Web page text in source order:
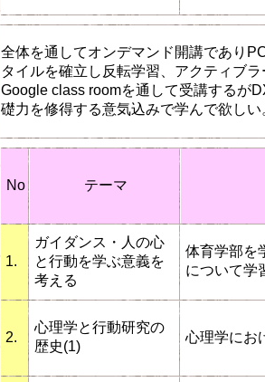
全体を通してオンデマンド開講であり
タイルを確立し反転学習、アクティブ
Google class roomを通して受講するが
礎力を修得する意気込みで学んで欲しい
No テーマ
1.
ガイダンス・人の心
と行動を学ぶ意義を
考える
体育学部を
について学
2.
心理学と行動研究の
歴史(1)
心理学にお